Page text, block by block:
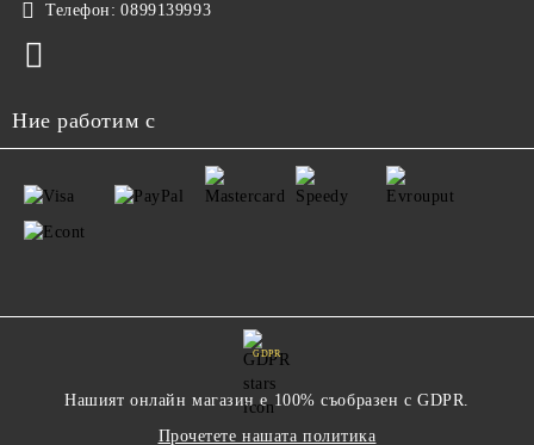
Телефон: 0899139993
Ние работим с
GDPR
Нашият онлайн магазин е 100% съобразен с GDPR.
Прочетете нашата политика